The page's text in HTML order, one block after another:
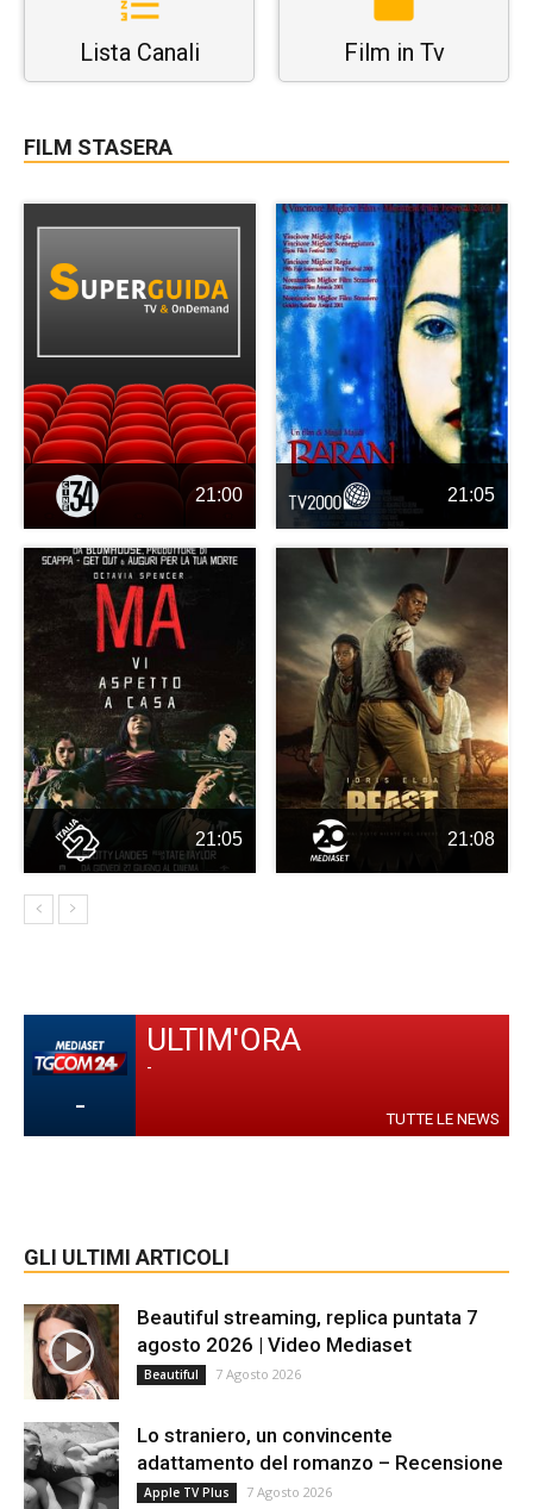
Lista Canali Film in Tv
FILM STASERA
21:00 21:05
21:05 21:08
-
ULTIM'ORA
-
TUTTE LE NEWS
GLI ULTIMI ARTICOLI
Beautiful streaming, replica puntata 7
agosto 2026 | Video Mediaset
Beautiful 7 Agosto 2026
Lo straniero, un convincente
adattamento del romanzo – Recensione
Apple TV Plus 7 Agosto 2026